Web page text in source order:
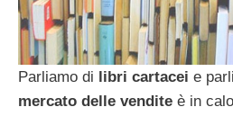
Parliamo di libri cartacei e
mercato delle vendite è in